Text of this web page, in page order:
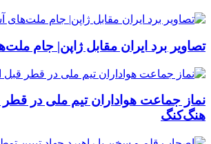
تصاویر برد ایران مقابل ژاپن| جام
نماز جماعت هواداران تیم ملی در قطر
هنگ‌کنگ